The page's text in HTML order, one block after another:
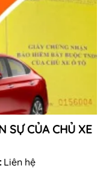
SỰ CỦA CHỦ XE
Liên hệ